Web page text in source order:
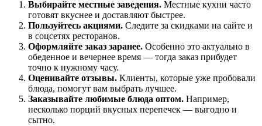
Выбирайте местные заведения. Местные кухни часто
готовят вкуснее и доставляют быстрее.
Пользуйтесь акциями. Следите за скидками на сайте и
в соцсетях ресторанов.
Оформляйте заказ заранее. Особенно это актуально в
обеденное и вечернее время — тогда заказ прибудет
точно к нужному часу.
Оценивайте отзывы. Клиенты, которые уже пробовали
блюда, помогут вам выбрать лучшее.
Заказывайте любимые блюда оптом. Например,
несколько порций вкусных перепечек — выгодно и
сытно.